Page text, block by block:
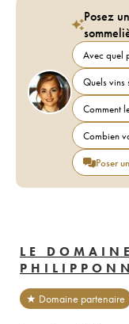
Posez
Avec quel
Quels vins
Comment
Combien
Poser
LE
★ Domaine partenaire